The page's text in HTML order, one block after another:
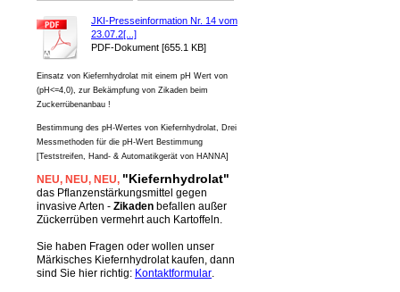
JKI-Presseinformation Nr. 14 vom
23.07.2[...]
PDF-Dokument [655.1 KB]
Einsatz von Kiefernhydrolat mit einem pH Wert von
(pH<=4,0), zur Bekämpfung von Zikaden beim
Zuckerrübenanbau !
Bestimmung des pH-Wertes von Kiefernhydrolat, Drei
Messmethoden für die pH-Wert Bestimmung
[Teststreifen, Hand- & Automatikgerät von HANNA]
NEU, NEU, NEU, "Kiefernhydrolat"
das Pflanzenstärkungsmittel gegen
invasive Arten - Zikaden befallen außer
Zückerrüben vermehrt auch Kartoffeln.
Sie haben Fragen oder wollen unser
Märkisches Kiefernhydrolat kaufen, dann
sind Sie hier richtig: Kontaktformular